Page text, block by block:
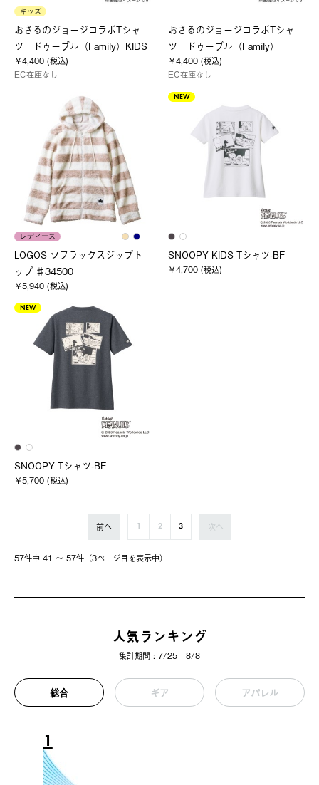
キッズ
おさるのジョージコラボTシャ
ツ ドゥーブル（Family）KIDS
￥4,400 (税込)
EC在庫なし
おさるのジョージコラボTシャ
ツ ドゥーブル（Family）
￥4,400 (税込)
EC在庫なし
レディース
LOGOS ソフラックスジップト
ップ ♯34500
￥5,940 (税込)
NEW
SNOOPY KIDS Tシャツ-BF
￥4,700 (税込)
NEW
SNOOPY Tシャツ-BF
￥5,700 (税込)
57件中 41 〜 57件（3ページ⽬を表⽰中）
前へ 2 3 次へ
人気ランキング
集計期間 : 7/25 - 8/8
総合 ギア アパレル
1